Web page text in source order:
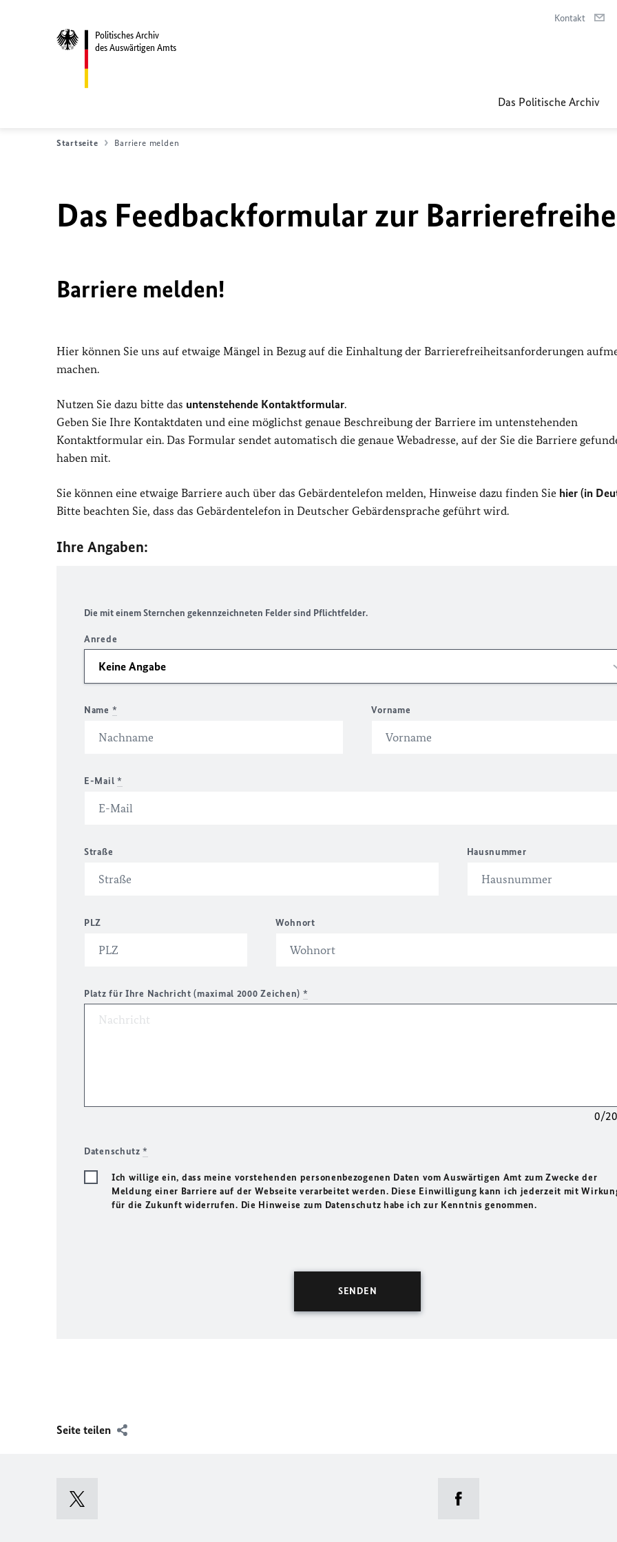
Politisches Archiv
des Auswärtigen Amts
Kontakt
Das Politische Archiv
Startseite Barriere melden
Das Feedbackformular zur
Barriere melden!
Hier können Sie uns auf etwaige Mängel in Bezug auf die Einhaltung der Barrierefreiheitsanforderungen
machen.
Nutzen Sie dazu bitte das untenstehende Kontaktformular.
Geben Sie Ihre Kontaktdaten und eine möglichst genaue Beschreibung der Barriere im untenstehenden
Kontaktformular ein. Das Formular sendet automatisch die genaue Webadresse, auf der Sie die Barriere
haben mit.
Sie können eine etwaige Barriere auch über das Gebärdentelefon melden, Hinweise dazu finden Sie hier (in
Bitte beachten Sie, dass das Gebärdentelefon in Deutscher Gebärdensprache geführt wird.
Ihre Angaben:
Die mit einem Sternchen gekennzeichneten Felder sind Pflichtfelder.
Anrede
Name * Vorname
E-Mail *
Straße Hausnummer
PLZ Wohnort
Platz für Ihre Nachricht (maximal 2000 Zeichen) *
0/
Datenschutz*
Ich willige ein, dass meine vorstehenden personenbezogenen Daten vom Auswärtigen Amt zum Zwecke der
Meldung einer Barriere auf der Webseite verarbeitet werden. Diese Einwilligung kann ich jederzeit mit
für die Zukunft widerrufen. Die Hinweise zum Datenschutz habe ich zur Kenntnis genommen.
Seite teilen